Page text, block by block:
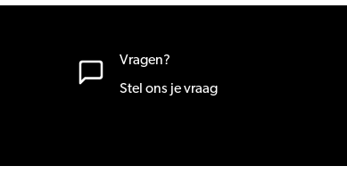
Vragen?
Stel ons je vraag